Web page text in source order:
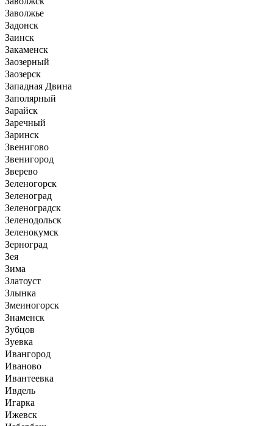
Заволжье
Задонск
Заинск
Закаменск
Заозерный
Заозерск
Западная Двина
Заполярный
Зарайск
Заречный
Заринск
Звенигово
Звенигород
Зверево
Зеленогорск
Зеленоград
Зеленоградск
Зеленодольск
Зеленокумск
Зерноград
Зея
Зима
Златоуст
Злынка
Змеиногорск
Знаменск
Зубцов
Зуевка
Ивангород
Иваново
Ивантеевка
Ивдель
Игарка
Ижевск